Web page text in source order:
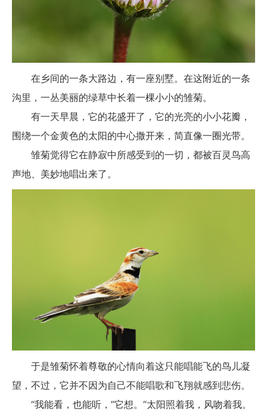
在乡间的一条大路边，有一座别墅。在这附近的一条
沟里，一丛美丽的绿草中长着一棵小小的雏菊。
有一天早晨，它的花盛开了，它的光亮的小小花瓣，
围绕一个金黄色的太阳的中心撒开来，简直像一圈光带。
雏菊觉得它在静寂中所感受到的一切，都被百灵鸟高
声地、美妙地唱出来了。
于是雏菊怀着尊敬的心情向着这只能唱能飞的鸟儿凝
望，不过，它并不因为自己不能唱歌和飞翔就感到悲伤。
“我能看，也能听，”它想。“太阳照着我，风吻着我。